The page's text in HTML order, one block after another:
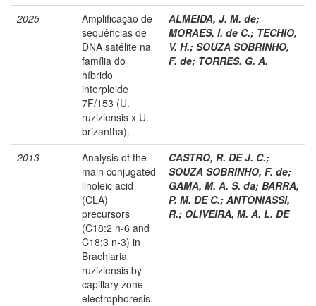
2025
Amplificação de
sequências de
DNA satélite na
família do
híbrido
interploide
7F/153 (U.
ruziziensis x U.
brizantha).
ALMEIDA, J. M. de;
MORAES, I. de C.; TECHIO,
V. H.; SOUZA SOBRINHO,
F. de; TORRES. G. A.
2013
Analysis of the
main conjugated
linoleic acid
(CLA)
precursors
(C18:2 n-6 and
C18:3 n-3) in
Brachiaria
ruziziensis by
capillary zone
electrophoresis.
CASTRO, R. DE J. C.;
SOUZA SOBRINHO, F. de;
GAMA, M. A. S. da; BARRA,
P. M. DE C.; ANTONIASSI,
R.; OLIVEIRA, M. A. L. DE